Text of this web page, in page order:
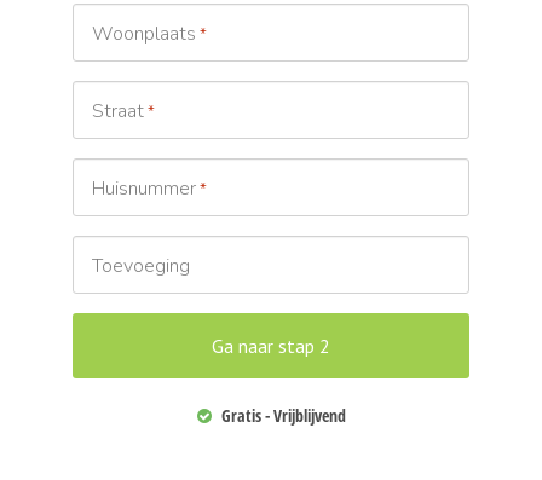
Woonplaats *
Straat*
Huisnummer*
Toevoeging
Gratis - Vrijblijvend